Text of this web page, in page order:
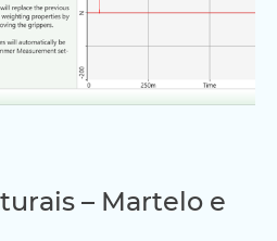
– Martelo e